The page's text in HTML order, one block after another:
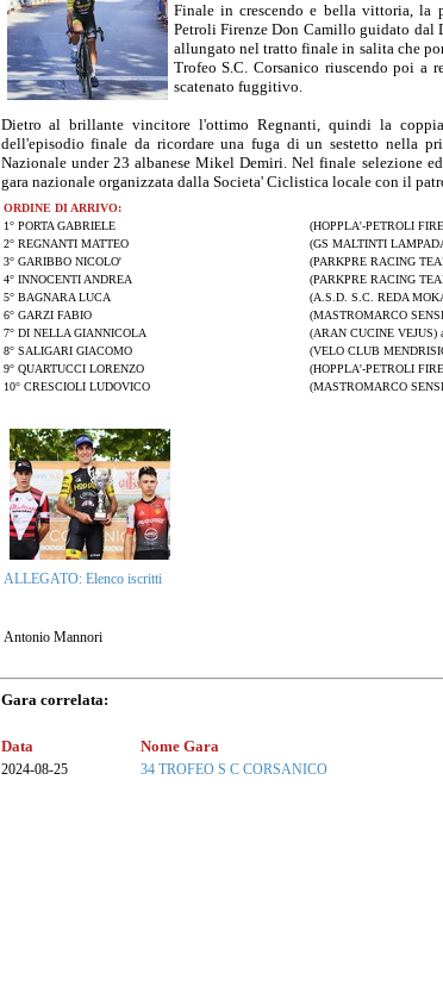
Finale in crescendo e bella vittoria, la
Petroli Firenze Don Camillo guidato dal
allungato nel tratto finale in salita che
Trofeo S.C. Corsanico riuscendo poi a
scatenato fuggitivo.
Dietro al brillante vincitore l'ottimo Regnanti, quindi la
dell'episodio finale da ricordare una fuga di un sestetto nella
Nazionale under 23 albanese Mikel Demiri. Nel finale selezione
gara nazionale organizzata dalla Societa' Ciclistica locale con il
ORDINE DI ARRIVO:
1° PORTA GABRIELE
(HOPPLA'-PETROLI
2° REGNANTI MATTEO
(GS MALTINTI
3° GARIBBO NICOLO'
(PARKPRE RACING
4° INNOCENTI ANDREA
(PARKPRE RACING
5° BAGNARA LUCA
(A.S.D. S.C. REDA
6° GARZI FABIO
(MASTROMARCO
7° DI NELLA GIANNICOLA
(ARAN CUCINE VEJUS)
8° SALIGARI GIACOMO
(VELO CLUB
9° QUARTUCCI LORENZO
(HOPPLA'-PETROLI
10° CRESCIOLI LUDOVICO
(MASTROMARCO
ALLEGATO: Elenco iscritti
Antonio Mannori
Gara correlata:
Data Nome Gara
2024-08-25 34 TROFEO S C CORSANICO